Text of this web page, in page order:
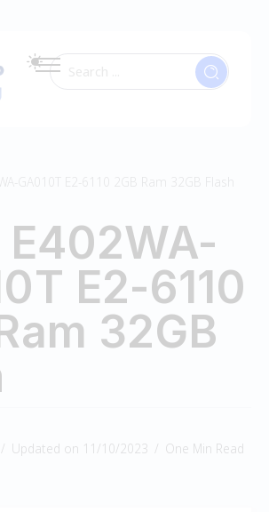
GA010T E2-6110 2GB Ram 32GB Flash
E2-6110
32GB
Updated on 11/10/2023
One Min Read